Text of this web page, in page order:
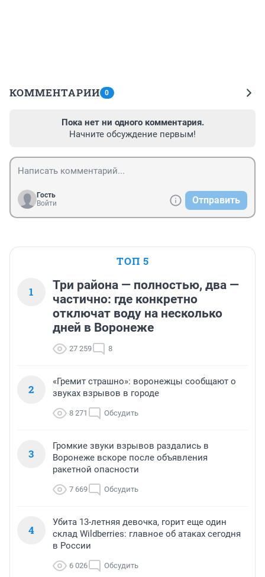
КОММЕНТАРИИ 0
Пока нет ни одного комментария.
Начните обсуждение первым!
Гость
Войти
Отправить
ТОП 5
1
Три района — полностью, два —
частично: где конкретно
отключат воду на несколько
дней в Воронеже
27 259 8
2
«Гремит страшно»: воронежцы сообщают о
звуках взрывов в городе
8 271 Обсудить
3
Громкие звуки взрывов раздались в
Воронеже вскоре после объявления
ракетной опасности
7 669 Обсудить
4
Убита 13-летняя девочка, горит еще один
склад Wildberries: главное об атаках сегодня
в России
6 026 Обсудить